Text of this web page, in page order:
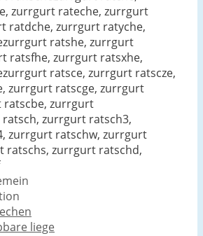
zurrgurt rateche, zurrgurt
ratdche, zurrgurt ratyche,
ratshe, zurrgurt
ratsfhe, zurrgurt ratsxhe,
ratsce, zurrgurt ratscze,
zurrgurt ratscge, zurrgurt
ratscbe, zurrgurt
zurrgurt ratsch3,
zurrgurt ratschw, zurrgurt
ratschs, zurrgurt ratschd,
liege